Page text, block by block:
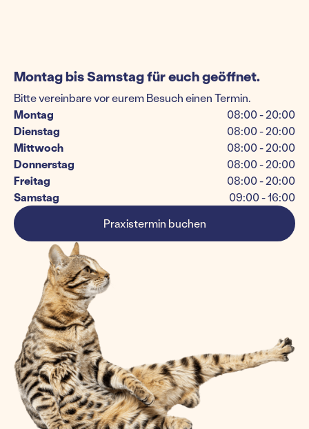
Montag bis Samstag für euch geöffnet.
Bitte vereinbare vor eurem Besuch einen Termin.
Montag
08:00 - 20:00
Dienstag
08:00 - 20:00
Mittwoch
08:00 - 20:00
Donnerstag
08:00 - 20:00
Freitag
08:00 - 20:00
Samstag
09:00 - 16:00
Praxistermin buchen